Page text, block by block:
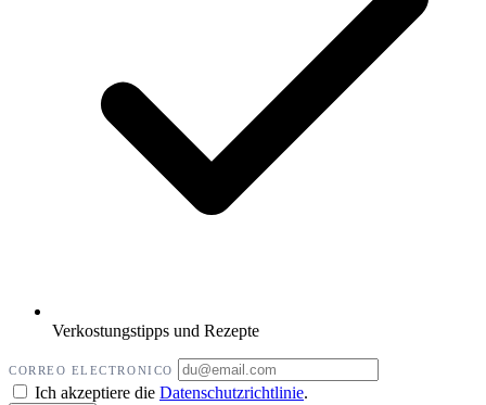
Verkostungstipps und Rezepte
CORREO ELECTRONICO
Ich akzeptiere die Datenschutzrichtlinie.